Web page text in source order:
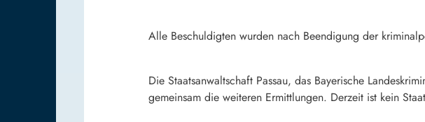
Alle Beschuldigten wurden nach Beendigung der
Die Staatsanwaltschaft Passau, das Bayerische
gemeinsam die weiteren Ermittlungen. Derzeit ist kein